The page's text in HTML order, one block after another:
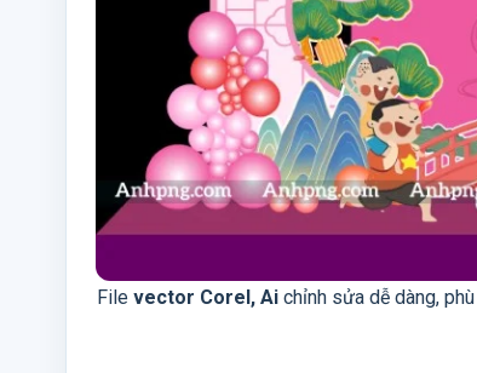
File vector Corel, Ai chỉnh sửa dễ dàng,